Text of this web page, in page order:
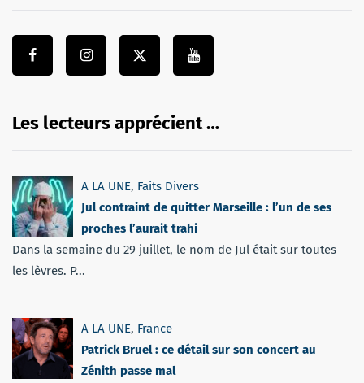
Les lecteurs apprécient …
A LA UNE, Faits Divers
Jul contraint de quitter Marseille : l’un de ses
proches l’aurait trahi
Dans la semaine du 29 juillet, le nom de Jul était sur toutes
les lèvres. P...
A LA UNE, France
Patrick Bruel : ce détail sur son concert au
Zénith passe mal